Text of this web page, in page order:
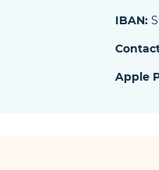
IBAN:
Apple